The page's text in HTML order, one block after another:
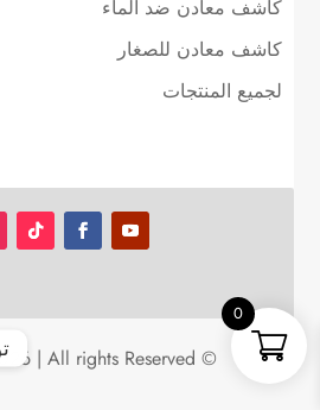
كاشف معادن ضد الماء
كاشف معادن للصغار
لجميع المنتجات
© aldfyn.com 2026 | All rights Reserved
0